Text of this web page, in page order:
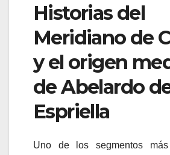
Historias del
Meridiano de
y el origen
de Abelardo
Espriella
Uno de los segmentos